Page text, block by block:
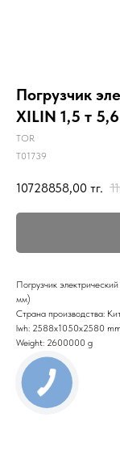
Погрузчик
XILIN 1,5 т
TOR
T01739
10728858,00 тг.
Погрузчик
мм)
Страна производства:
lwh: 2588x1050x2580
Weight: 2600000 g